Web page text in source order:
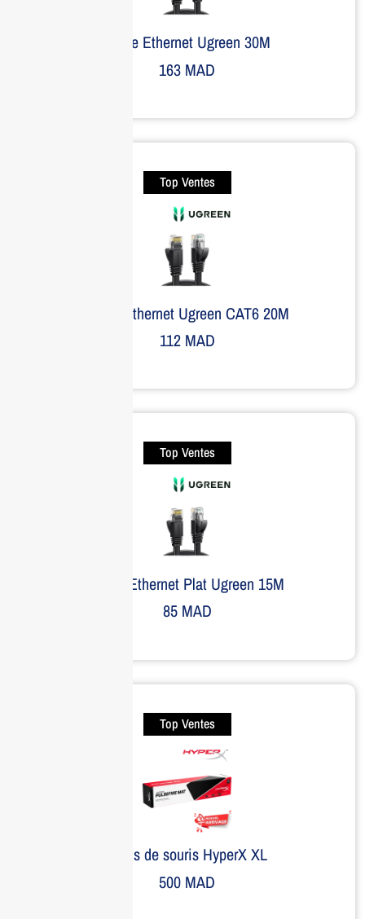
Câble Ethernet Ugreen 30M
163 MAD
Top Ventes
Câble Ethernet Ugreen CAT6 20M
112MAD
Top Ventes
Câble Ethernet Plat Ugreen 15M
85MAD
Top Ventes
Tapis de souris HyperX XL
500 MAD